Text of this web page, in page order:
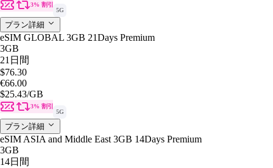
3% 割引
5G
プラン詳細
eSIM GLOBAL 3GB 21Days Premium
3GB
21日間
$76.30
€66.00
$25.43/GB
3% 割引
5G
プラン詳細
eSIM ASIA and Middle East 3GB 14Days Premium
3GB
14日間